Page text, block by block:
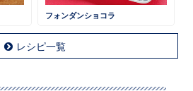
フォンダンショコラ
レシピ一覧